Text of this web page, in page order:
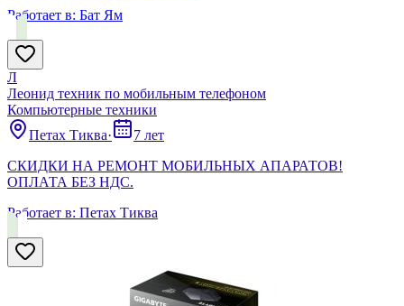
Работает в: Бат Ям
Л
Леонид техник по мобильным телефоном
Компьютерные техники
Петах Тиква·
7 лет
СКИДКИ НА РЕМОНТ МОБИЛЬНЫХ АПАРАТОВ!
ОПЛАТА БЕЗ НДС.
Работает в: Петах Тиква